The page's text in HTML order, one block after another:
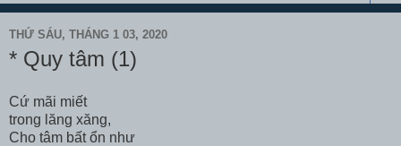
THỨ SÁU, THÁNG 1 03, 2020
* Quy tâm (1)
Cứ mãi miết
trong lăng xăng,
Cho tâm bất ổn như